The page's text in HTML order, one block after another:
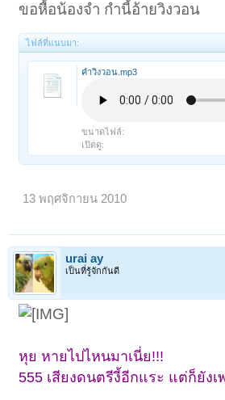
ขอหื้อน้องจำ กำนี้อ้ายวิงวอน
ไฟล์ที่แนบมา:
คำวิงวอน.mp3
ขนาดไฟล์:
เปิดดู:
13 พฤศจิกายน 2010
urai ay
เป็นที่รู้จักกันดี
หุย หายไปไหนมาเนี่ย!!!
555 เสียงดนตรีงี้อีกแระ แต่ก็ยังเ